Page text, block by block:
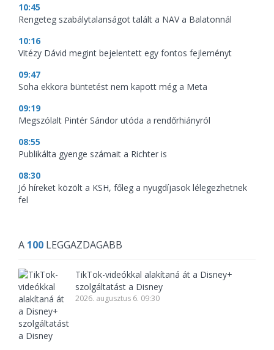
10:45
Rengeteg szabálytalanságot talált a NAV a Balatonnál
10:16
Vitézy Dávid megint bejelentett egy fontos fejleményt
09:47
Soha ekkora büntetést nem kapott még a Meta
09:19
Megszólalt Pintér Sándor utóda a rendőrhiányról
08:55
Publikálta gyenge számait a Richter is
08:30
Jó híreket közölt a KSH, főleg a nyugdíjasok lélegezhetnek
fel
A 100 LEGGAZDAGABB
TikTok-videókkal alakítaná át a Disney+
szolgáltatást a Disney
2026. augusztus 6. 09:30